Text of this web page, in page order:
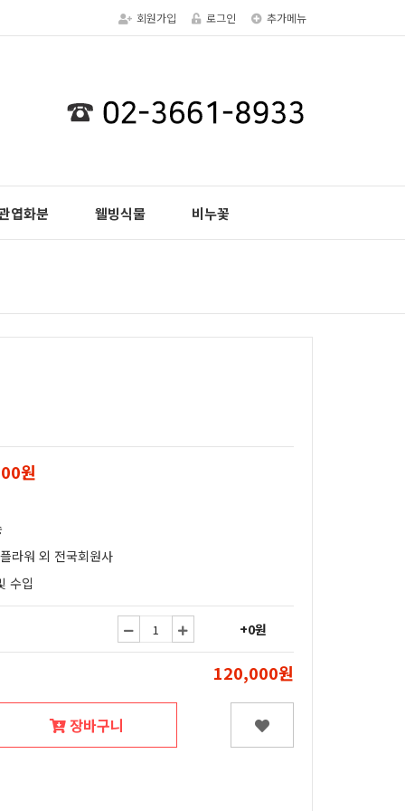
회원가입 로그인 추가메뉴
엽화분 웰빙식물 비누꽃
원
라워 외 전국회원사
수입
+0원
120,000원
장바구니